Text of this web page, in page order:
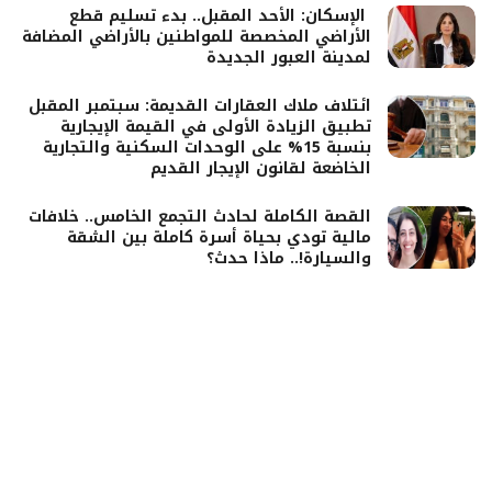
الإسكان: الأحد المقبل.. بدء تسليم قطع
الأراضي المخصصة للمواطنين بالأراضي المضافة
لمدينة العبور الجديدة
ائتلاف ملاك العقارات القديمة: سبتمبر المقبل
تطبيق الزيادة الأولى في القيمة الإيجارية
بنسبة 15% على الوحدات السكنية والتجارية
الخاضعة لقانون الإيجار القديم
القصة الكاملة لحادث التجمع الخامس.. خلافات
مالية تودي بحياة أسرة كاملة بين الشقة
والسيارة!.. ماذا حدث؟